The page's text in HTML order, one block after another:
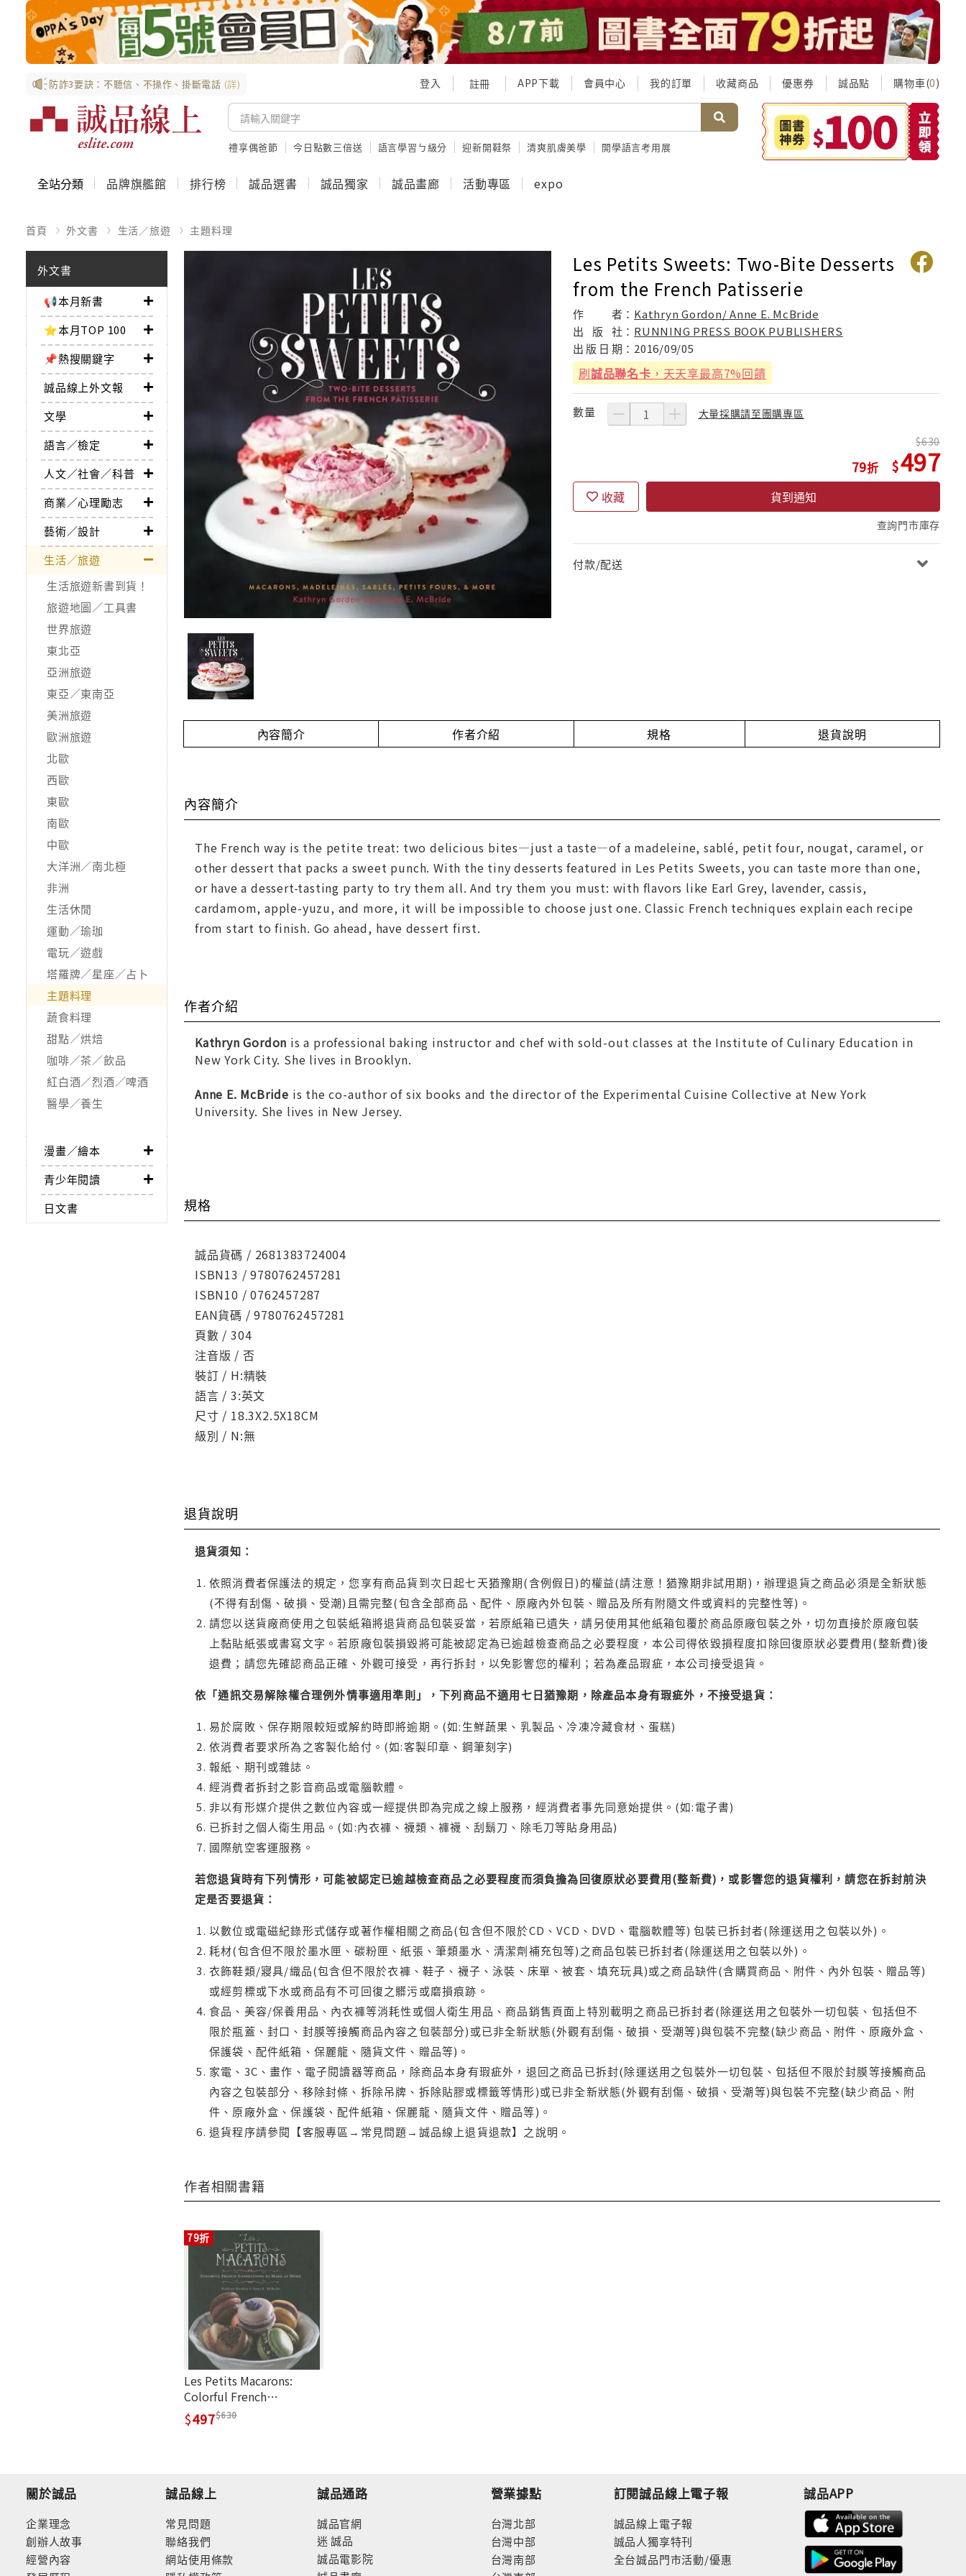
防詐3要訣：不聽信、不操作、掛斷電話 (詳) 登入 註冊 APP下載 會員中心 我的訂單 收藏商品 優惠券 誠品點 購物車(0)
禮享偶爸節 今日點數三倍送 語言學習ㄅ級分 迎新開鞋祭 清爽肌膚美學 開學語言考用展
全站分類 品牌旗艦館 排行榜 誠品選書 誠品獨家 誠品畫廊 活動專區 expo
首頁 外文書 生活／旅遊 主題料理
外文書
📢本月新書
⭐本月TOP 100
📌熱搜關鍵字
誠品線上外文報
文學
語言／檢定
人文／社會／科普
商業／心理勵志
藝術／設計
生活／旅遊
生活旅遊新書到貨！
旅遊地圖／工具書
世界旅遊
東北亞
亞洲旅遊
東亞／東南亞
美洲旅遊
歐洲旅遊
北歐
西歐
東歐
南歐
中歐
大洋洲／南北極
非洲
生活休閒
運動／瑜珈
電玩／遊戲
塔羅牌／星座／占卜
主題料理
蔬食料理
甜點／烘焙
咖啡／茶／飲品
紅白酒／烈酒／啤酒
醫學／養生
漫畫／繪本
青少年閱讀
日文書
Les Petits Sweets: Two-Bite Desserts
from the French Patisserie
作 者： Kathryn Gordon/ Anne E. McBride
出
版 社： RUNNING PRESS BOOK PUBLISHERS
出 版 日 期： 2016/09/05
刷誠品聯名卡 ，天天享最高7%回饋
數量 大量採購請至團購專區
79
630
497
收藏 貨到通知
查詢門市庫存
付款/配送
內容簡介 作者介紹 規格 退貨說明
內容簡介
The French way is the petite treat: two delicious bites—just a taste—of a madeleine, sablé, petit four, nougat, caramel, or
other dessert that packs a sweet punch. With the tiny desserts featured in Les Petits Sweets, you can taste more than one,
or have a dessert-tasting party to try them all. And try them you must: with flavors like Earl Grey, lavender, cassis,
cardamom, apple-yuzu, and more, it will be impossible to choose just one. Classic French techniques explain each recipe
from start to finish. Go ahead, have dessert first.
作者介紹
Kathryn Gordon is a professional baking instructor and chef with sold-out classes at the Institute of Culinary Education in
New York City. She lives in Brooklyn.
Anne E. McBride is the co-author of six books and the director of the Experimental Cuisine Collective at New York
University. She lives in New Jersey.
規格
誠品貨碼 / 2681383724004
ISBN13 / 9780762457281
ISBN10 / 0762457287
EAN貨碼 / 9780762457281
頁數 / 304
注音版 / 否
裝訂 / H:精裝
語言 / 3:英文
尺寸 / 18.3X2.5X18CM
級別 / N:無
退貨說明
退貨須知：
依照消費者保護法的規定，您享有商品貨到次日起七天猶豫期(含例假日)的權益(請注意！猶豫期非試用期)，辦理退貨之商品必須是全新狀態
(不得有刮傷、破損、受潮)且需完整(包含全部商品、配件、原廠內外包裝、贈品及所有附隨文件或資料的完整性等)。
請您以送貨廠商使用之包裝紙箱將退貨商品包裝妥當，若原紙箱已遺失，請另使用其他紙箱包覆於商品原廠包裝之外，切勿直接於原廠包裝
上黏貼紙張或書寫文字。若原廠包裝損毀將可能被認定為已逾越檢查商品之必要程度，本公司得依毀損程度扣除回復原狀必要費用(整新費)後
退費；請您先確認商品正確、外觀可接受，再行拆封，以免影響您的權利；若為產品瑕疵，本公司接受退貨。
依「通訊交易解除權合理例外情事適用準則」，下列商品不適用七日猶豫期，除產品本身有瑕疵外，不接受退貨：
易於腐敗、保存期限較短或解約時即將逾期。(如:生鮮蔬果、乳製品、冷凍冷藏食材、蛋糕)
依消費者要求所為之客製化給付。(如:客製印章、鋼筆刻字)
報紙、期刊或雜誌。
經消費者拆封之影音商品或電腦軟體。
非以有形媒介提供之數位內容或一經提供即為完成之線上服務，經消費者事先同意始提供。(如:電子書)
已拆封之個人衛生用品。(如:內衣褲、襪類、褲襪、刮鬍刀、除毛刀等貼身用品)
國際航空客運服務。
若您退貨時有下列情形，可能被認定已逾越檢查商品之必要程度而須負擔為回復原狀必要費用(整新費)，或影響您的退貨權利，請您在拆封前決
定是否要退貨：
以數位或電磁紀錄形式儲存或著作權相關之商品(包含但不限於CD、VCD、DVD、電腦軟體等) 包裝已拆封者(除運送用之包裝以外)。
耗材(包含但不限於墨水匣、碳粉匣、紙張、筆類墨水、清潔劑補充包等)之商品包裝已拆封者(除運送用之包裝以外)。
衣飾鞋類/寢具/織品(包含但不限於衣褲、鞋子、襪子、泳裝、床單、被套、填充玩具)或之商品缺件(含購買商品、附件、內外包裝、贈品等)
或經剪標或下水或商品有不可回復之髒污或磨損痕跡。
食品、美容/保養用品、內衣褲等消耗性或個人衛生用品、商品銷售頁面上特別載明之商品已拆封者(除運送用之包裝外一切包裝、包括但不
限於瓶蓋、封口、封膜等接觸商品內容之包裝部分)或已非全新狀態(外觀有刮傷、破損、受潮等)與包裝不完整(缺少商品、附件、原廠外盒、
保護袋、配件紙箱、保麗龍、隨貨文件、贈品等)。
家電、3C、畫作、電子閱讀器等商品，除商品本身有瑕疵外，退回之商品已拆封(除運送用之包裝外一切包裝、包括但不限於封膜等接觸商品
內容之包裝部分、移除封條、拆除吊牌、拆除貼膠或標籤等情形)或已非全新狀態(外觀有刮傷、破損、受潮等)與包裝不完整(缺少商品、附
件、原廠外盒、保護袋、配件紙箱、保麗龍、隨貨文件、贈品等)。
退貨程序請參閱【客服專區→常見問題→誠品線上退貨退款】之說明。
作者相關書籍
79折
Les Petits Macarons:
Colorful French
Confections to Make at
Home
497 630
關於誠品
企業理念
創辦人故事
經營內容
誠品線上
常見問題
聯絡我們
網站使用條款
誠品通路
誠品官網
迷 誠品
誠品電影院
營業據點
台灣北部
台灣中部
台灣南部
訂閱誠品線上電子報
誠品線上電子報
誠品人獨享特刊
全台誠品門市活動/優惠
誠品APP